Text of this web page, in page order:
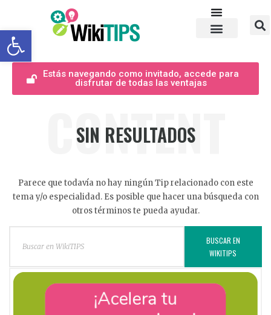
Abrir barra de herramientas
Estás navegando como invitado, accede para
disfrutar de todas las ventajas
CONTENT
SIN RESULTADOS
Parece que todavía no hay ningún Tip relacionado con este
tema y/o especialidad. Es posible que hacer una búsqueda con
otros términos te pueda ayudar.
BUSCAR EN
WIKITIPS